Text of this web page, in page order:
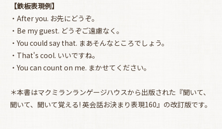
【鉄板表現例】
・After you. お先にどうぞ。
・Be my guest. どうぞご遠慮なく。
・You could say that. まあそんなところでしょう。
・That's cool. いいですね。
・You can count on me. まかせてください。
＊本書はマクミランランゲージハウスから出版された『聞いて、
聞いて、聞いて覚える! 英会話お決まり表現160』の改訂版です。